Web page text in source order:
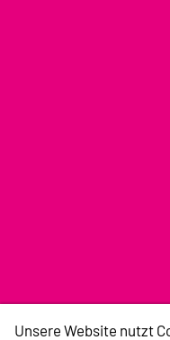
Unsere Website nutzt